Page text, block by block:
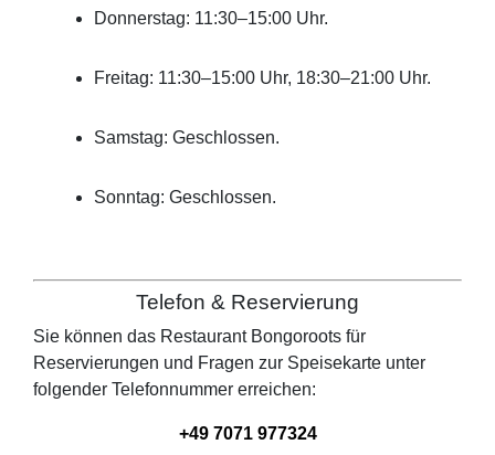
Donnerstag: 11:30–15:00 Uhr.
Freitag: 11:30–15:00 Uhr, 18:30–21:00 Uhr.
Samstag: Geschlossen.
Sonntag: Geschlossen.
Telefon & Reservierung
Sie können das Restaurant Bongoroots für
Reservierungen und Fragen zur Speisekarte unter
folgender Telefonnummer erreichen:
+49 7071 977324